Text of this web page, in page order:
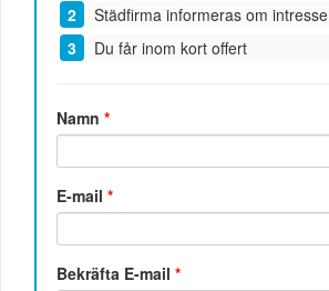
Städfirma informeras om intresse
Du får inom kort offert
Namn*
E-mail*
Bekräfta E-mail*